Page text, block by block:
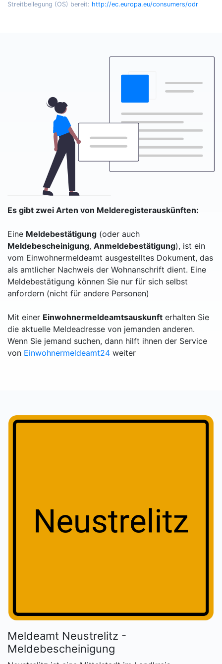
Streitbeilegung (OS) bereit: http://ec.europa.eu/consumers/odr
Es gibt zwei Arten von Melderegisterauskünften:
Eine Meldebestätigung (oder auch
Meldebescheinigung, Anmeldebestätigung), ist ein
vom Einwohnermeldeamt ausgestelltes Dokument, das
als amtlicher Nachweis der Wohnanschrift dient. Eine
Meldebestätigung können Sie nur für sich selbst
anfordern (nicht für andere Personen)
Mit einer Einwohnermeldeamtsauskunft erhalten Sie
die aktuelle Meldeadresse von jemanden anderen.
Wenn Sie jemand suchen, dann hilft ihnen der Service
von Einwohnermeldeamt24 weiter
Meldeamt Neustrelitz -
Meldebescheinigung